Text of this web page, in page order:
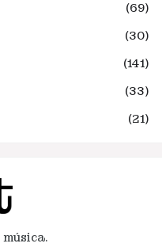
(69)
(30)
(141)
(33)
(21)